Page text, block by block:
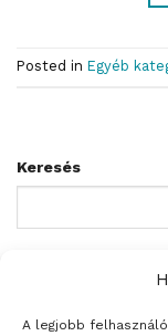
A legjobb
Posted in Egyéb
Keresés
Legutóbbi
Helló Világ!